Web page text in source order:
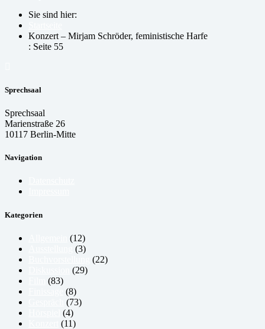
Sie sind hier:
Konzert – Mirjam Schröder, feministische Harfe
: Seite 55
Sprechsaal
Sprechsaal
Marienstraße 26
10117 Berlin-Mitte
Navigation
Kategorien
(12)
(3)
(22)
(29)
(83)
(8)
(73)
(4)
(11)